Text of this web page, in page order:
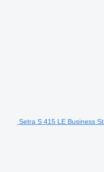
Setra S 415 LE Business